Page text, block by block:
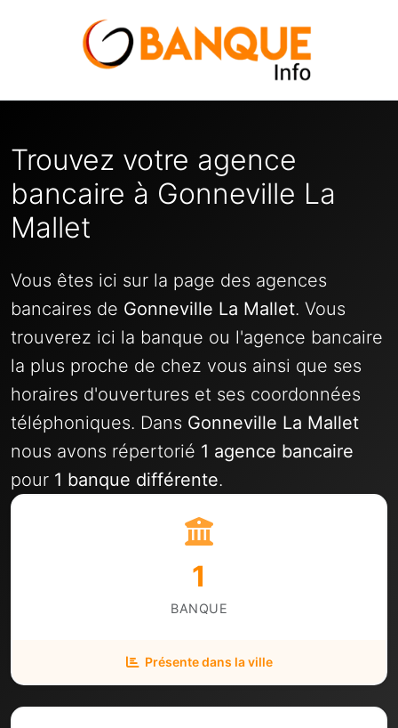
Trouvez votre agence
bancaire à Gonneville La
Mallet
Vous êtes ici sur la page des agences
bancaires de Gonneville La Mallet. Vous
trouverez ici la banque ou l'agence bancaire
la plus proche de chez vous ainsi que ses
horaires d'ouvertures et ses coordonnées
téléphoniques. Dans Gonneville La Mallet
nous avons répertorié 1 agence bancaire
pour 1 banque différente.
1
BANQUE
Présente dans la ville